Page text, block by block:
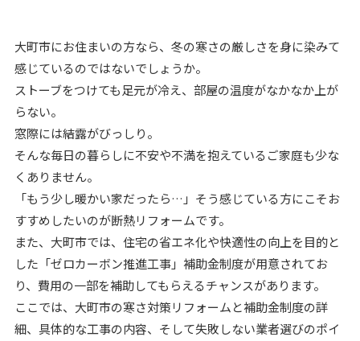
大町市にお住まいの方なら、冬の寒さの厳しさを身に染みて
感じているのではないでしょうか。
ストーブをつけても足元が冷え、部屋の温度がなかなか上が
らない。
窓際には結露がびっしり。
そんな毎日の暮らしに不安や不満を抱えているご家庭も少な
くありません。
「もう少し暖かい家だったら…」そう感じている方にこそお
すすめしたいのが断熱リフォームです。
また、大町市では、住宅の省エネ化や快適性の向上を目的と
した「ゼロカーボン推進工事」補助金制度が用意されてお
り、費用の一部を補助してもらえるチャンスがあります。
ここでは、大町市の寒さ対策リフォームと補助金制度の詳
細、具体的な工事の内容、そして失敗しない業者選びのポイ